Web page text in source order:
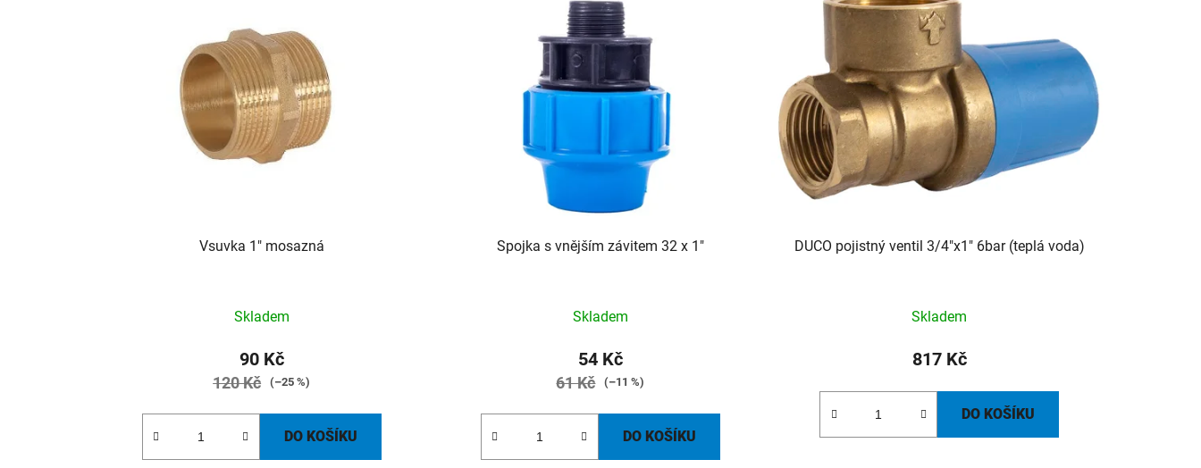
Vsuvka 1" mosazná
Skladem
90 Kč
120 Kč (–25 %)
DO KOŠÍKU
Spojka s vnějším závitem 32 x 1"
Skladem
54 Kč
61 Kč (–11 %)
DO KOŠÍKU
DUCO pojistný ventil 3/4"x1" 6bar (teplá voda)
Skladem
817 Kč
DO KOŠÍKU